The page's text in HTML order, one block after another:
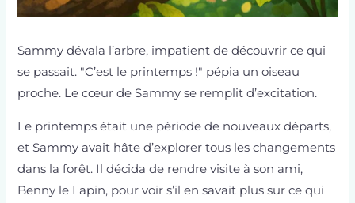
Sammy dévala l’arbre, impatient de découvrir ce qui
se passait. "C’est le printemps !" pépia un oiseau
proche. Le cœur de Sammy se remplit d’excitation.
Le printemps était une période de nouveaux départs,
et Sammy avait hâte d’explorer tous les changements
dans la forêt. Il décida de rendre visite à son ami,
Benny le Lapin, pour voir s’il en savait plus sur ce qui